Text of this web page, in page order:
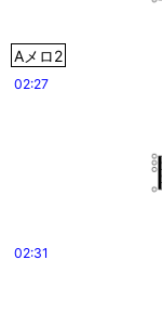
Aメロ2
02:27
02:31